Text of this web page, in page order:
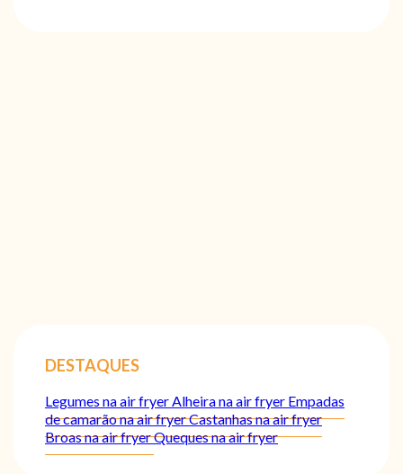
DESTAQUES
Legumes na air fryer Alheira na air fryer Empadas
de camarão na air fryerCastanhas na air fryer
Broas na air fryerQueques na air fryer